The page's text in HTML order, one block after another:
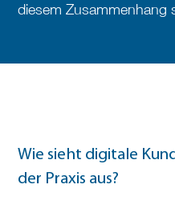
diesem Zusammenhang
Wie sieht digitale
der Praxis aus?